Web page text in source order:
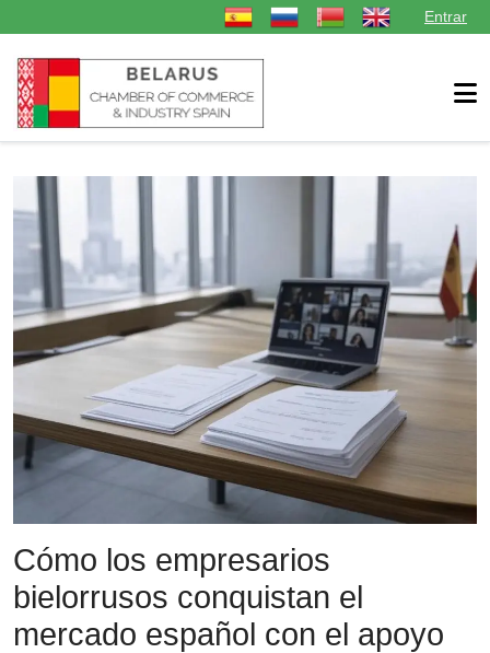
Seleccione su idioma Entrar
Cómo los empresarios
bielorrusos conquistan el
mercado español con el apoyo